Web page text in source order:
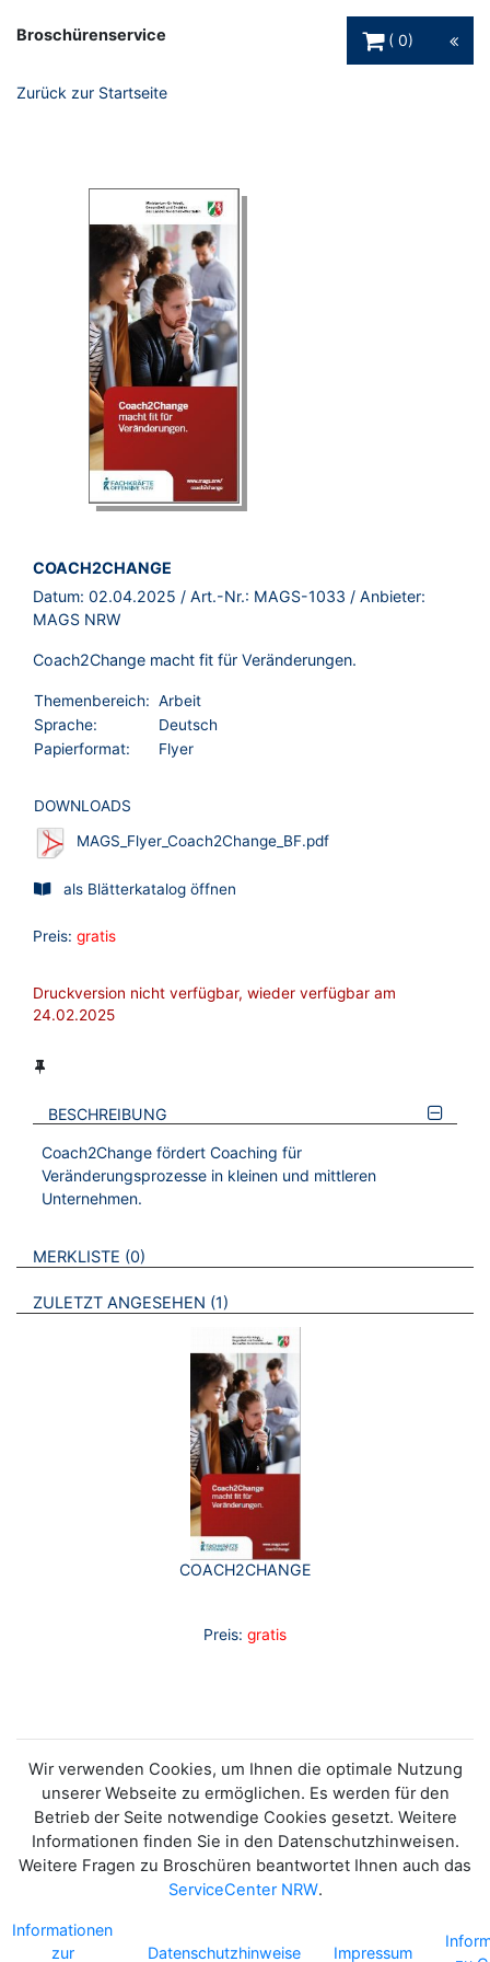
Broschürenservice
0
Zurück zur Startseite
BROSCHÜRE:
COACH2CHANGE
Datum: 02.04.2025 / Art.-Nr.: MAGS-1033 / Anbieter:
MAGS NRW
Coach2Change macht fit für Veränderungen.
Themenbereich: Arbeit
Sprache:
Deutsch
Papierformat:
Flyer
DOWNLOADS
MAGS_Flyer_Coach2Change_BF.pdf
als Blätterkatalog öffnen
Preis: gratis
Druckversion nicht verfügbar, wieder verfügbar am
24.02.2025
BESCHREIBUNG
Coach2Change fördert Coaching für
Veränderungsprozesse in kleinen und mittleren
Unternehmen.
VERWEISE AUF VERMERKTE- ODER ZULETZT ANGESEHENE
MERKLISTE 0 BROSCHÜREN
ZULETZT ANGESEHEN 1 BROSCHÜREN
COACH2CHANGE
Preis: gratis
Wir verwenden Cookies, um Ihnen die optimale Nutzung
unserer Webseite zu ermöglichen. Es werden für den
Betrieb der Seite notwendige Cookies gesetzt. Weitere
Informationen finden Sie in den Datenschutzhinweisen.
Weitere Fragen zu Broschüren beantwortet Ihnen auch das
ServiceCenter NRW.
Informationen
zur
Datenschutzhinweise Impressum